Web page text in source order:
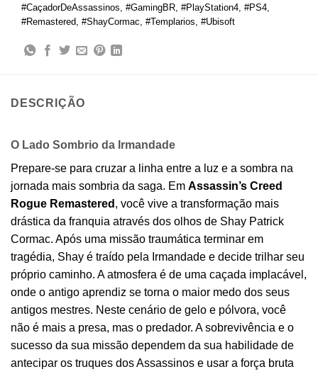
#CaçadorDeAssassinos #GamingBR #PlayStation4 #PS4
#Remastered #ShayCormac #Templarios #Ubisoft
DESCRIÇÃO
O Lado Sombrio da Irmandade
Prepare-se para cruzar a linha entre a luz e a sombra na
jornada mais sombria da saga. Em Assassin’s Creed
Rogue Remastered , você vive a transformação mais
drástica da franquia através dos olhos de Shay Patrick
Cormac. Após uma missão traumática terminar em
tragédia, Shay é traído pela Irmandade e decide trilhar seu
próprio caminho. A atmosfera é de uma caçada implacável,
onde o antigo aprendiz se torna o maior medo dos seus
antigos mestres. Neste cenário de gelo e pólvora, você
não é mais a presa, mas o predador. A sobrevivência e o
sucesso da sua missão dependem da sua habilidade de
antecipar os truques dos Assassinos e usar a força bruta